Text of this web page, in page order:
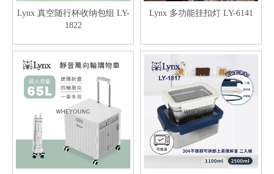
Lynx 真空随行杯收纳包组 LY-
1822
Lynx 多功能挂扣灯 LY-6141